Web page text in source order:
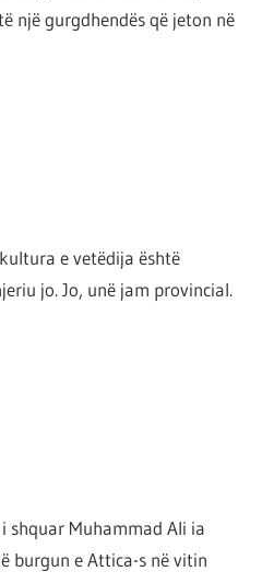
një gurgdhendës që jeton në
e vetëdija është
jo. Jo, unë jam provincial.
Muhammad Ali ia
burgun e Attica-s në vitin